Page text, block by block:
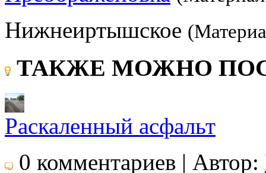
Нижнеиртышское
ТАКЖЕ МОЖНО
Раскаленный асфальт
0 комментариев | Автор: